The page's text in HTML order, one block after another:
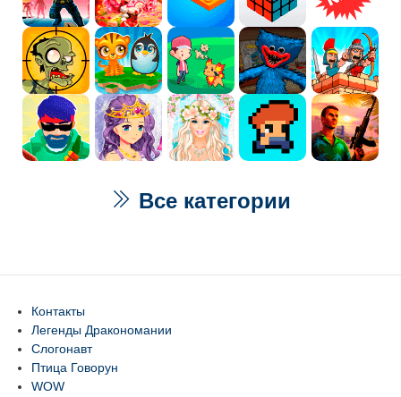
Все категории
Контакты
Легенды Дракономании
Слогонавт
Птица Говорун
WOW